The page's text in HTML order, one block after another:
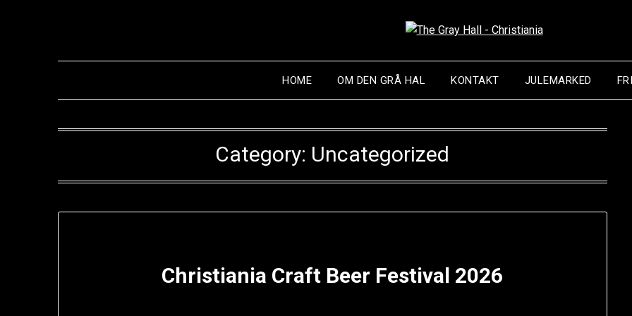
HOME OM DEN GRÅ HAL KONTAKT JULEMARKED
Category: Uncategorized
Christiania Craft Beer Festival 2026